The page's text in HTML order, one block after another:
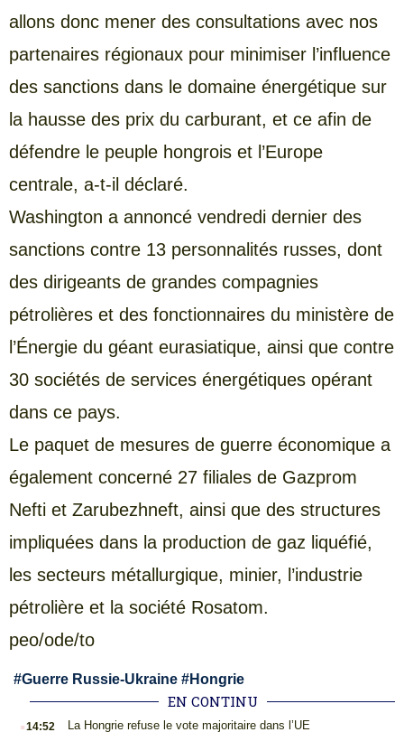
allons donc mener des consultations avec nos
partenaires régionaux pour minimiser l’influence
des sanctions dans le domaine énergétique sur
la hausse des prix du carburant, et ce afin de
défendre le peuple hongrois et l’Europe
centrale, a-t-il déclaré.
Washington a annoncé vendredi dernier des
sanctions contre 13 personnalités russes, dont
des dirigeants de grandes compagnies
pétrolières et des fonctionnaires du ministère de
l’Énergie du géant eurasiatique, ainsi que contre
30 sociétés de services énergétiques opérant
dans ce pays.
Le paquet de mesures de guerre économique a
également concerné 27 filiales de Gazprom
Nefti et Zarubezhneft, ainsi que des structures
impliquées dans la production de gaz liquéfié,
les secteurs métallurgique, minier, l’industrie
pétrolière et la société Rosatom.
peo/ode/to
#Guerre Russie-Ukraine #Hongrie
EN CONTINU
.14:52 La Hongrie refuse le vote majoritaire dans l’UE